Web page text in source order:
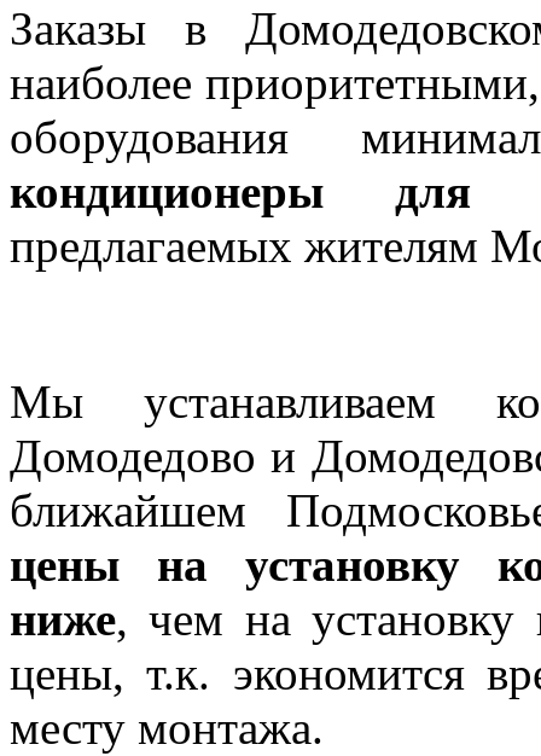
Заказы в
наиболее
оборудования
кондиционеры для
предлагаемых жителям
Мы устанавливаем
Домодедово и
ближайшем
цены на установку
ниже, чем на
цены, т.к. экономится
месту монтажа.